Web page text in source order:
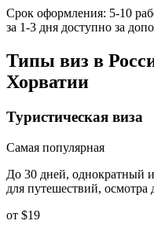
Срок оформления: 5-10
за 1-3 дня доступно за
Типы виз в
Хорватии
Туристическая виза
Самая популярная
До 30 дней, однократный
для путешествий, осмотра
от $19